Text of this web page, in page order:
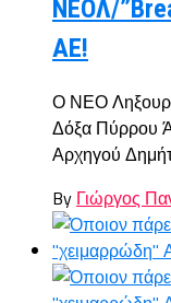
ΝΕΟΛ/
ΑΕ!
Ο ΝΕΟ
Δόξα Πύρρου
Αρχηγού
By Γιώργος